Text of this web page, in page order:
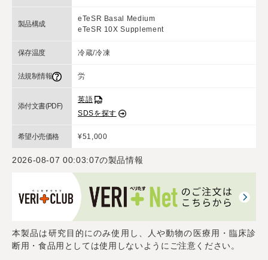
製品構成
eTeSR Basal Medium
eTeSR 10X Supplement
保存温度 冷蔵/冷凍
法規制情報 労
添付文書(PDF)
英語
SDSを探す
希望小売価格 ¥51,000
2026-08-07 00:03:07の製品情報
本製品は研究目的にのみ使用し、人や動物の医療用・臨床診
断用・食品用としては使用しないようにご注意ください。